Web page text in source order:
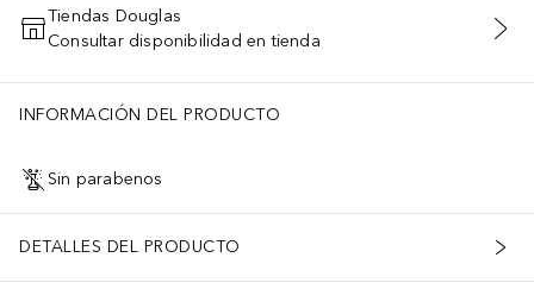
AÑADIR AL CARRITO
Tiendas Douglas
Consultar disponibilidad en tienda
INFORMACIÓN DEL PRODUCTO
Sin parabenos
DETALLES DEL PRODUCTO